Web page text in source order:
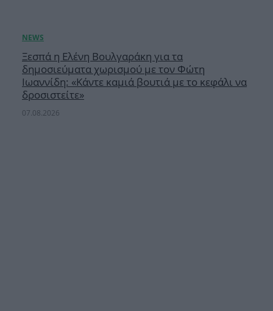
Ξεσπά η Ελένη Βουλγαράκη για τα
δημοσιεύματα χωρισμού με τον Φώτη
Ιωαννίδη: «Κάντε καμιά βουτιά με το κεφάλι να
δροσιστείτε»
07.08.2026